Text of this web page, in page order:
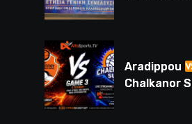
(BINTEO)
Aradippou
Chalkanor